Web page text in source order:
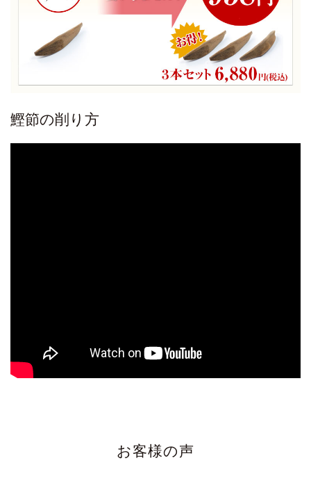
鰹節の削り方
お客様の声